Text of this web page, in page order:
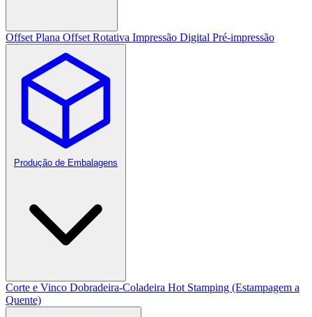
Offset Plana Offset Rotativa Impressão Digital Pré-impressão
Produção de Embalagens
Corte e Vinco Dobradeira-Coladeira Hot Stamping (Estampagem a
Quente)